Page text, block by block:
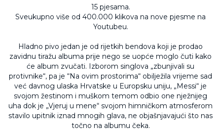
15 pjesama.
Sveukupno više od 400.000 klikova na nove pjesme na
Youtubeu.
Hladno pivo jedan je od rijetkih bendova koji je prodao
zavidnu tiražu albuma prije nego se uopće moglo čuti kako
će album zvučati. Izborom singlova „zbunjivali su
protivnike“, pa je “Na ovim prostorima“ obilježila vrijeme sad
već davnog ulaska Hrvatske u Europsku uniju, „Messi“ je
svojom žestinom i muškom temom odbio one nježnijeg
uha dok je „Vjeruj u mene“ svojom himničkom atmosferom
stavilo upitnik iznad mnogih glava, ne objašnjavajući što nas
točno na albumu čeka.